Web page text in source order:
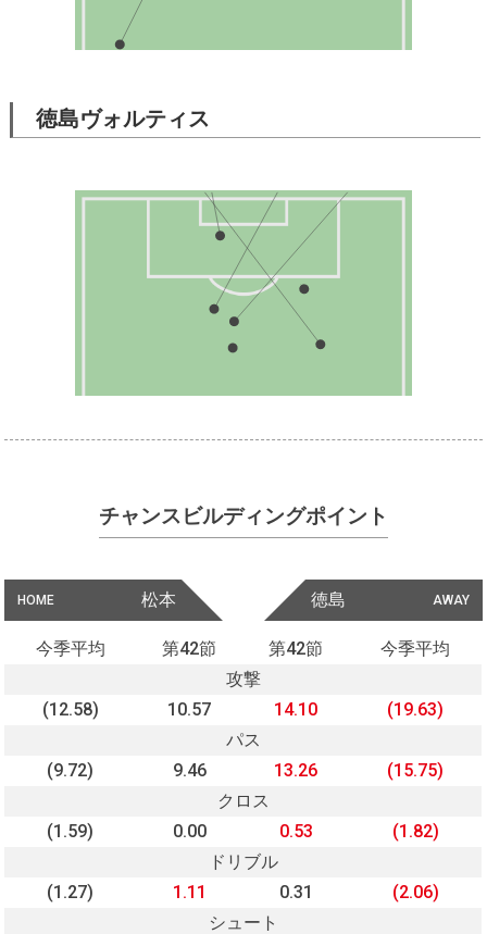
徳島ヴォルティス
チャンスビルディングポイント
HOME 松本 AWAY
徳島
今季平均 第42節 第42節
今季平均
攻撃
(12.58)
10.57 14.10
(19.63)
パス
(9.72)
9.46 13.26
(15.75)
クロス
(1.59)
0.00 0.53
(1.82)
ドリブル
(1.27)
1.11 0.31
(2.06)
シュート